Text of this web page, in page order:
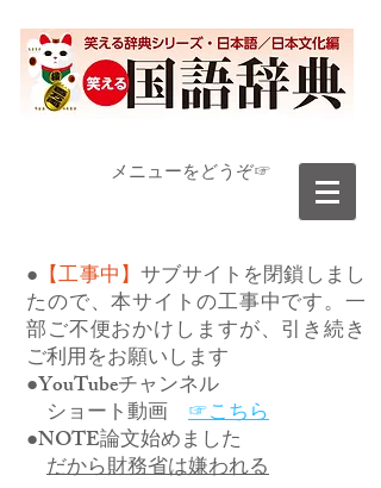
​メニューをどうぞ☞
● 【工事中】サブサイトを閉鎖しまし
たので、本サイトの工事中です。一
部ご不便おかけしますが、引き続き
ご利用をお願いします
●YouTubeチャンネル
ショート動画 ☞こちら
●NOTE論文始めました
だから財務省は嫌われる